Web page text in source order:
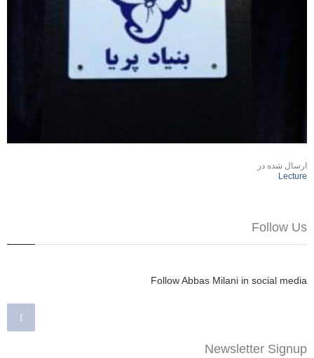
ارسال شده در
Lecture
Follow Us
Follow Abbas Milani in social media
Newsletter Signup